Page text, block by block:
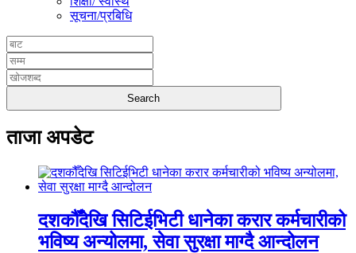
सूचना/प्रबिधि
ताजा अपडेट
दशकौँदेखि सिटिईभिटी धानेका करार कर्मचारीको
भविष्य अन्योलमा, सेवा सुरक्षा माग्दै आन्दोलन